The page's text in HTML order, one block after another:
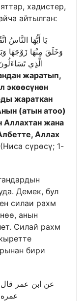
хадистер,
айтылган:
يَا أَيُّهَا
وَخَلَقَ مِنْهَا زَوْجَهَا
жаратып,
экөөсүнөн
жараткан
(атын атоо)
Аллахтан жана
Аллах
(Ниса сүрөсү; 1-
Демек, бул
силаи рахм
анын
Силай рахм
бири
عن ابن عمر
عمره